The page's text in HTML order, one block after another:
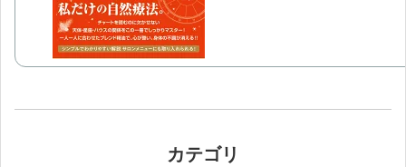
カテゴリ